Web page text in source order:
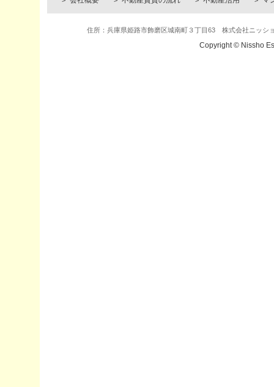
住所：兵庫県姫路市飾磨区城南町３丁目63 株式会社ニッ
Copyright © Nissho